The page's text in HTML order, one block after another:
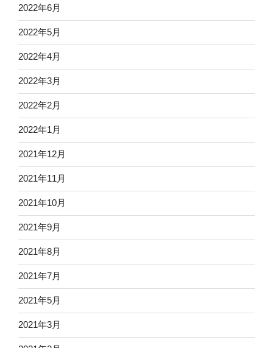
2022年6月
2022年5月
2022年4月
2022年3月
2022年2月
2022年1月
2021年12月
2021年11月
2021年10月
2021年9月
2021年8月
2021年7月
2021年5月
2021年3月